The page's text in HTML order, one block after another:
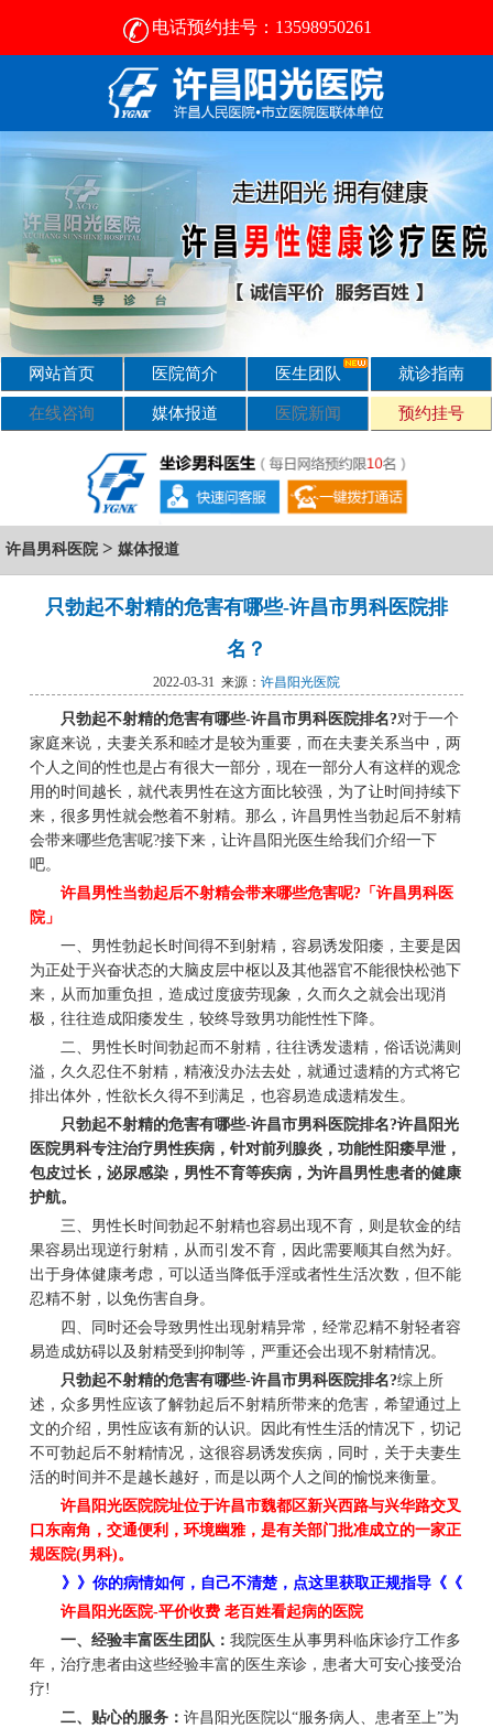
电话预约挂号：13598950261
许昌男科医院排名-许昌正规男科医院-男科医院咨询
网站首页 医院简介 医生团队 就诊指南
在线咨询 媒体报道 医院新闻 预约挂号
许昌男科医院 > 媒体报道
只勃起不射精的危害有哪些-许昌市男科医院排
名？
2022-03-31 来源： 许昌阳光医院
只勃起不射精的危害有哪些-许昌市男科医院排名?对于一个
家庭来说，夫妻关系和睦才是较为重要，而在夫妻关系当中，两
个人之间的性也是占有很大一部分，现在一部分人有这样的观念
用的时间越长，就代表男性在这方面比较强，为了让时间持续下
来，很多男性就会憋着不射精。那么，许昌男性当勃起后不射精
会带来哪些危害呢?接下来，让许昌阳光医生给我们介绍一下
吧。
许昌男性当勃起后不射精会带来哪些危害呢?「许昌男科医
院」
一、男性勃起长时间得不到射精，容易诱发阳痿，主要是因
为正处于兴奋状态的大脑皮层中枢以及其他器官不能很快松弛下
来，从而加重负担，造成过度疲劳现象，久而久之就会出现消
极，往往造成阳痿发生，较终导致男功能性性下降。
二、男性长时间勃起而不射精，往往诱发遗精，俗话说满则
溢，久久忍住不射精，精液没办法去处，就通过遗精的方式将它
排出体外，性欲长久得不到满足，也容易造成遗精发生。
只勃起不射精的危害有哪些-许昌市男科医院排名?许昌阳光
医院男科专注治疗男性疾病，针对前列腺炎，功能性阳痿早泄，
包皮过长，泌尿感染，男性不育等疾病，为许昌男性患者的健康
护航。
三、男性长时间勃起不射精也容易出现不育，则是软金的结
果容易出现逆行射精，从而引发不育，因此需要顺其自然为好。
出于身体健康考虑，可以适当降低手淫或者性生活次数，但不能
忍精不射，以免伤害自身。
四、同时还会导致男性出现射精异常，经常忍精不射轻者容
易造成妨碍以及射精受到抑制等，严重还会出现不射精情况。
只勃起不射精的危害有哪些-许昌市男科医院排名?综上所
述，众多男性应该了解勃起后不射精所带来的危害，希望通过上
文的介绍，男性应该有新的认识。因此有性生活的情况下，切记
不可勃起后不射精情况，这很容易诱发疾病，同时，关于夫妻生
活的时间并不是越长越好，而是以两个人之间的愉悦来衡量。
许昌阳光医院院址位于许昌市魏都区新兴西路与兴华路交叉
口东南角，交通便利，环境幽雅，是有关部门批准成立的一家正
规医院(男科)。
》》你的病情如何，自己不清楚，点这里获取正规指导《《
许昌阳光医院-平价收费 老百姓看起病的医院
一、经验丰富医生团队： 我院医生从事男科临床诊疗工作多
年，治疗患者由这些经验丰富的医生亲诊，患者大可安心接受治
疗!
二、贴心的服务： 许昌阳光医院以“服务病人、患者至上”为